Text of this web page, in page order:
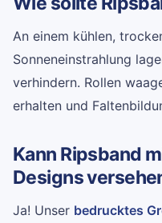
An einem kühlen,
Sonneneinstrahlung
verhindern. Rollen
erhalten und
Kann Ripsband
Designs
Ja! Unser bedrucktes